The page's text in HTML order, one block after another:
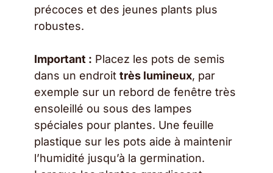
précoces et des jeunes plants plus
robustes.
Important : Placez les pots de semis
dans un endroit très lumineux, par
exemple sur un rebord de fenêtre très
ensoleillé ou sous des lampes
spéciales pour plantes. Une feuille
plastique sur les pots aide à maintenir
l’humidité jusqu’à la germination.